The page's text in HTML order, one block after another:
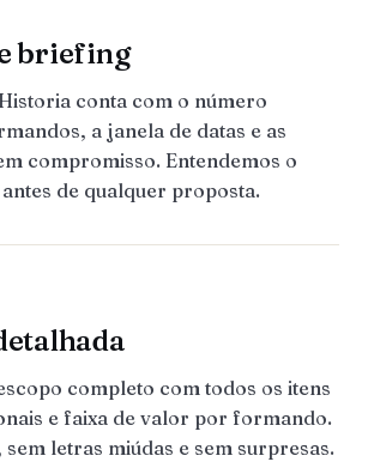
briefing
conta com o número
a janela de datas e as
compromisso. Entendemos o
de qualquer proposta.
completo com todos os itens
e faixa de valor por formando.
letras miúdas e sem surpresas.